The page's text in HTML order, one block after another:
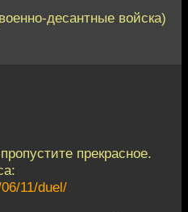
десантные войска)
прекрасное.
11/duel/